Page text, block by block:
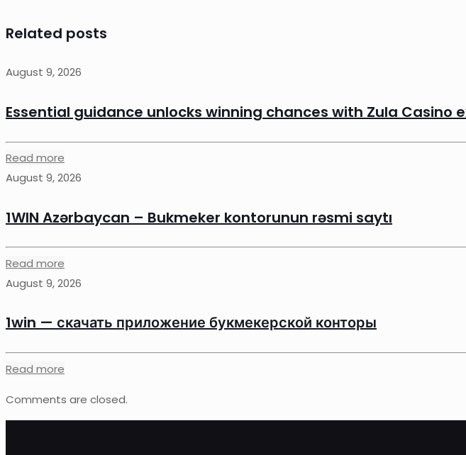
Related posts
August 9, 2026
Essential guidance unlocks winning chances with Zula Casino
Read more
August 9, 2026
1WIN Azərbaycan – Bukmeker kontorunun rəsmi saytı
Read more
August 9, 2026
1win — скачать приложение букмекерской конторы
Read more
Comments are closed.